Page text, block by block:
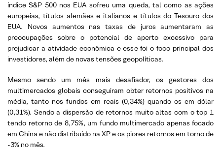
índice S&P 500 nos EUA sofreu uma queda, tal como as ações
europeias, títulos alemães e italianos e títulos do Tesouro dos
EUA. Novos aumentos nas taxas de juros aumentaram as
preocupações sobre o potencial de aperto excessivo para
prejudicar a atividade econômica e esse foi o foco principal dos
investidores, além de novas tensões geopolíticas.
Mesmo sendo um mês mais desafiador, os gestores dos
multimercados globais conseguiram obter retornos positivos na
média, tanto nos fundos em reais (0,34%) quando os em dólar
(0,31%). Sendo a dispersão de retornos muito altas com o top 1
tendo retorno de 8,75%, um fundo multimercado apenas focado
em China e não distribuído na XP e os piores retornos em torno de
-3% no mês.